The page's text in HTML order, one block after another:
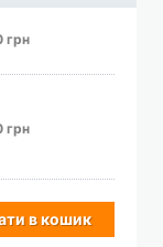
грн
грн
в кошик